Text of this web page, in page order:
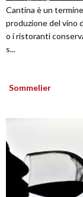
Cantina è un
produzione del vino
o i ristoranti
s...
Sommelier